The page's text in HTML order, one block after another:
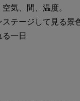
気、間、温度。
テージして見る景
一日